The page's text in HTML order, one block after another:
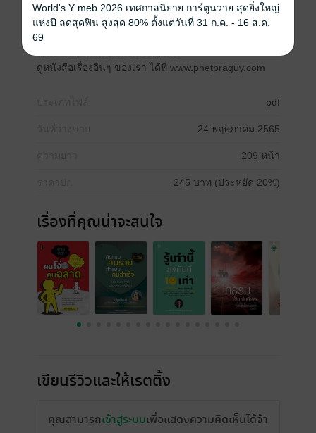
ความนิยมในลำดับ หนึ่งสำหรับผู้แสวงหาความรู้ด้าน
ธรรมะเพื่อนำเอา มาใช้กับชีวิต สำนวนการเขียนไม่ยาก
และเป็นการ เขียนที่คล้ายการสนทนาบอกเล่าสิ่งต่างๆ ที่
ดูหนังสือเรื่องอื่นๆ ของเรา ได้ที่ www.phetpraguy.com
pdf
24 พฤษภาคม 2565
209 หน้า
245 บาท (ประหยัด 20%)
เรื่องที่คุณน่าจะสนใจ
เขียนรีวิวและให้เรตติ้ง
คุณสามารถเข้าสู่ระบบเพื่อแสดงความคิดเห็นได้จ้า
World's Y meb 2026 เทศกาลนิยาย การ์ตูนวาย สุดยิ่งใหญ่
แห่งปี ลดสุดฟิน สูงสุด 80% ตั้งแต่วันที่ 31 ก.ค. - 16 ส.ค.
69